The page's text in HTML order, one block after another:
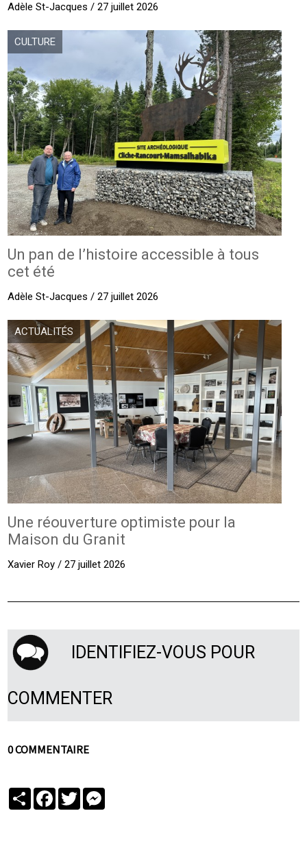
Adèle St-Jacques / 27 juillet 2026
CULTURE
Un pan de l’histoire accessible à tous
cet été
Adèle St-Jacques / 27 juillet 2026
ACTUALITÉS
Une réouverture optimiste pour la
Maison du Granit
Xavier Roy / 27 juillet 2026
IDENTIFIEZ-VOUS POUR
COMMENTER
0 COMMENTAIRE
PartagerFacebook
Twitter